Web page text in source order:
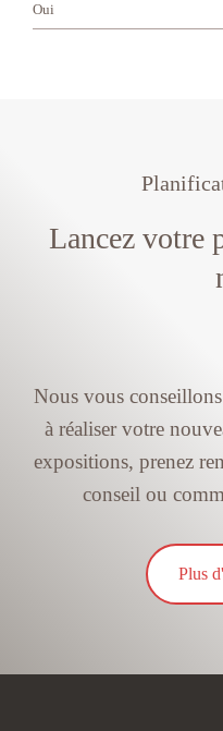
Oui
Lancez votre
Nous vous
à réaliser votre
expositions, prenez
conseil ou
Plus